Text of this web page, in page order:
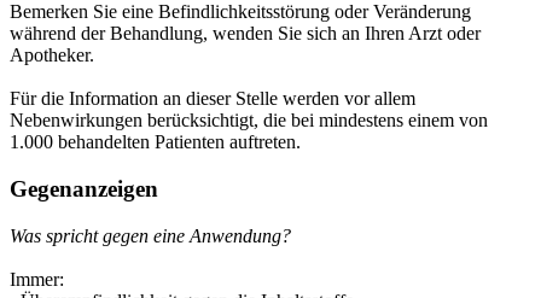
Bemerken Sie eine Befindlichkeitsstörung oder Veränderung
während der Behandlung, wenden Sie sich an Ihren Arzt oder
Apotheker.
Für die Information an dieser Stelle werden vor allem
Nebenwirkungen berücksichtigt, die bei mindestens einem von
1.000 behandelten Patienten auftreten.
Gegenanzeigen
Was spricht gegen eine Anwendung?
Immer: